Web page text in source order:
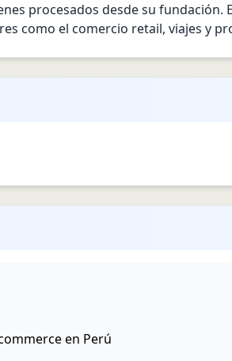
procesados desde su fundación.
como el comercio retail, viajes y
en Perú